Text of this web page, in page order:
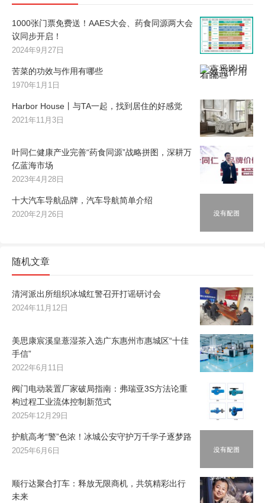
1000张门票免费送！AAES大会、药食同源两大会
议同步开启！
2024年9月27日
苦菜的功效与作用有哪些
1970年1月1日
Harbor House丨与TA一起，找到居住的好感觉
2021年11月3日
叶同仁健康产业完善“药食同源”战略拼图，深耕万
亿蓝海市场
2023年4月28日
十大汽车导航品牌，汽车导航简单介绍
2020年2月26日
随机文章
清河派出所组织冰城红警召开打谣研讨会
2024年11月12日
美思康宸溪皇薏湿茶入选广东惠州市惠城区“十佳
手信”
2022年6月11日
阀门电动装置厂家破局指南：弗瑞亚3S方法论重
构过程工业流体控制新范式
2025年12月29日
护航高考“警”色浓！冰城公安守护万千学子逐梦路
2025年6月6日
顺行达聚合打车：释放无限商机，共筑精彩出行
未来